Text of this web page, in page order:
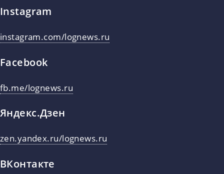
Instagram
instagram.com/lognews.ru
Facebook
fb.me/lognews.ru
Яндекс.Дзен
zen.yandex.ru/lognews.ru
ВКонтакте